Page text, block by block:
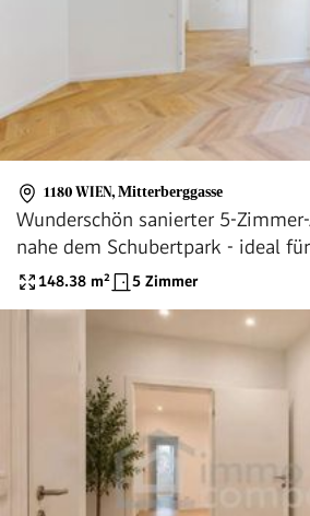
1180 WIEN, Mitterberggasse
Wunderschön sanierter 5-
nahe dem Schubertpark - ideal für
Familien
148.38 m² 5 Zimmer